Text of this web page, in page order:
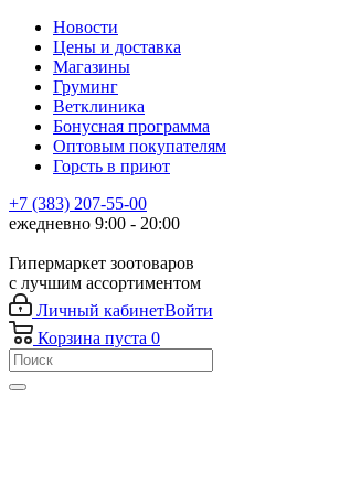
Новости
Цены и доставка
Магазины
Груминг
Ветклиника
Бонусная программа
Оптовым покупателям
Горсть в приют
+7 (383) 207-55-00
ежедневно 9:00 - 20:00
Гипермаркет зоотоваров
с лучшим ассортиментом
Личный кабинетВойти
Корзина пуста 0